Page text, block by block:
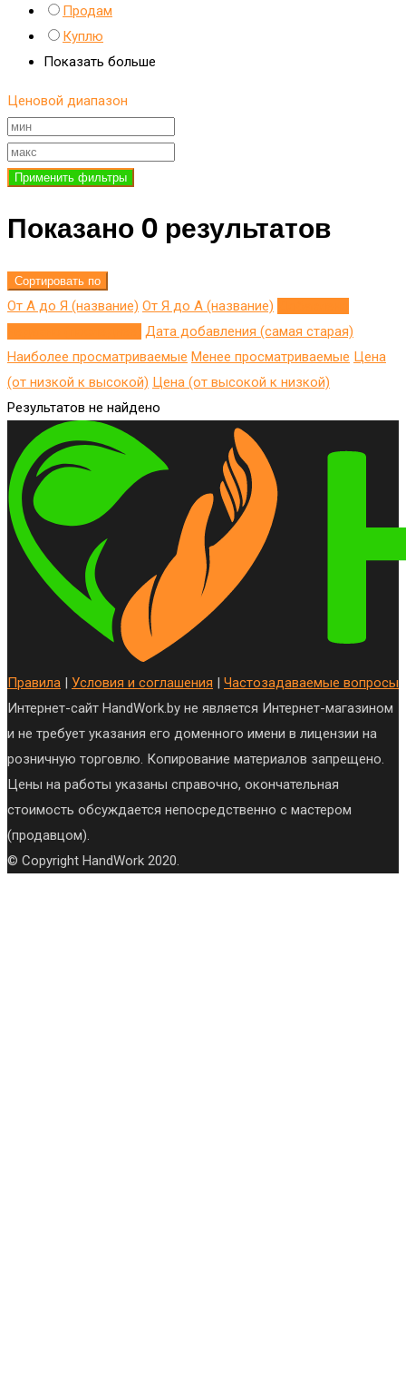
Продам
Куплю
Показать больше
Ценовой диапазон
Применить фильтры
Показано 0 результатов
Сортировать по
От А до Я (название) От Я до A (название)
Дата добавления (самая старая)
Наиболее просматриваемые Менее просматриваемые Цена
(от низкой к высокой) Цена (от высокой к низкой)
Результатов не найдено
Правила | Условия и соглашения | Частозадаваемые вопросы
Интернет-сайт HandWork.by не является Интернет-магазином
и не требует указания его доменного имени в лицензии на
розничную торговлю. Копирование материалов запрещено.
Цены на работы указаны справочно, окончательная
стоимость обсуждается непосредственно с мастером
(продавцом).
© Copyright HandWork 2020.